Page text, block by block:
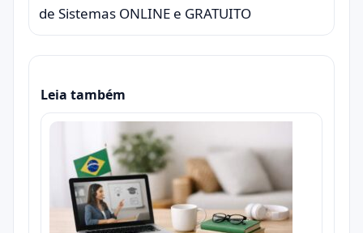
de Sistemas ONLINE e GRATUITO
Leia também